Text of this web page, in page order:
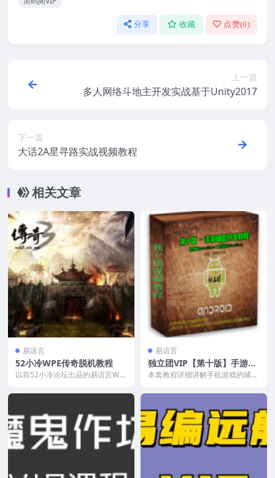
分享 收藏 点赞(0)
上一篇
多人网络斗地主开发实战基于Unity2017
下一篇
大话2A星寻路实战视频教程
相关文章
易语言
52小冷WPE传奇脱机教程
以前52小冷论坛出品的易语言WP
包的还是比较少，...
易语言
独立团VIP【第十版】手游封
包辅助开发教程
本套教程详细讲解手机游戏的辅助
戏的辅助是如何开发的...